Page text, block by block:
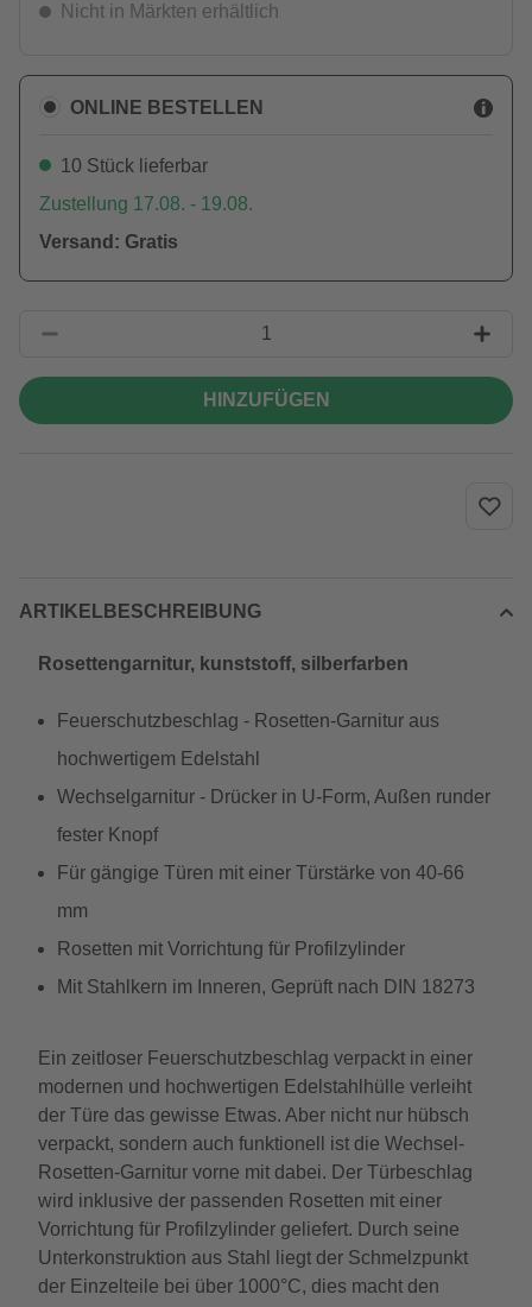
Nicht in Märkten erhältlich
ONLINE BESTELLEN
10 Stück lieferbar
Zustellung 17.08. - 19.08.
Versand: Gratis
HINZUFÜGEN
ARTIKELBESCHREIBUNG
Rosettengarnitur, kunststoff, silberfarben
Feuerschutzbeschlag - Rosetten-Garnitur aus
hochwertigem Edelstahl
Wechselgarnitur - Drücker in U-Form, Außen runder
fester Knopf
Für gängige Türen mit einer Türstärke von 40-66
mm
Rosetten mit Vorrichtung für Profilzylinder
Mit Stahlkern im Inneren, Geprüft nach DIN 18273
Ein zeitloser Feuerschutzbeschlag verpackt in einer
modernen und hochwertigen Edelstahlhülle verleiht
der Türe das gewisse Etwas. Aber nicht nur hübsch
verpackt, sondern auch funktionell ist die Wechsel-
Rosetten-Garnitur vorne mit dabei. Der Türbeschlag
wird inklusive der passenden Rosetten mit einer
Vorrichtung für Profilzylinder geliefert. Durch seine
Unterkonstruktion aus Stahl liegt der Schmelzpunkt
der Einzelteile bei über 1000°C, dies macht den